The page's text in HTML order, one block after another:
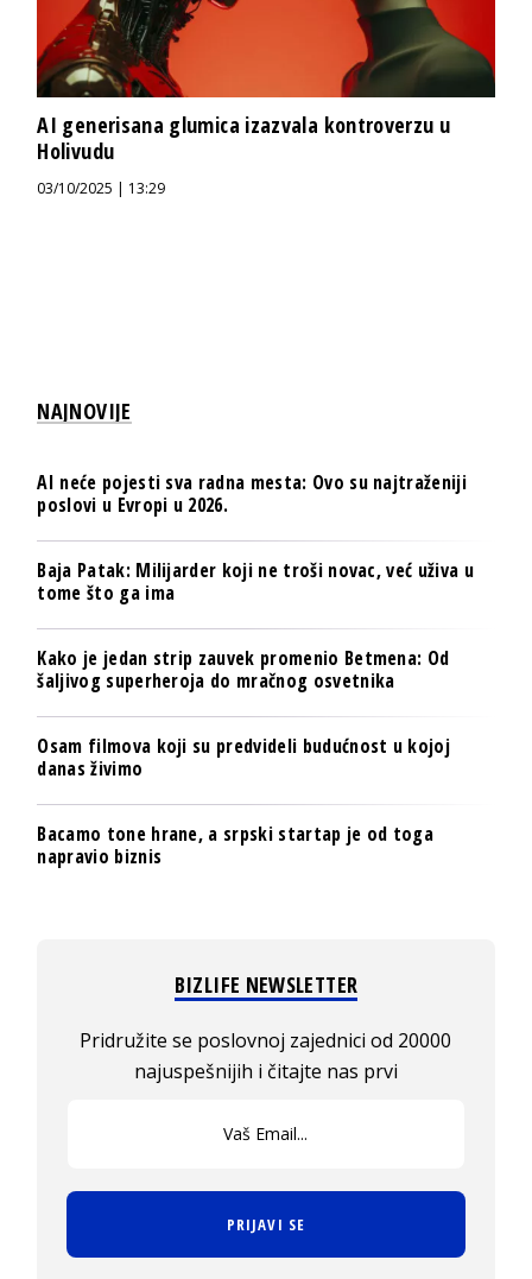
AI generisana glumica izazvala kontroverzu u
Holivudu
03/10/2025 | 13:29
NAJNOVIJE
AI neće pojesti sva radna mesta: Ovo su najtraženiji
poslovi u Evropi u 2026.
Baja Patak: Milijarder koji ne troši novac, već uživa u
tome što ga ima
Kako je jedan strip zauvek promenio Betmena: Od
šaljivog superheroja do mračnog osvetnika
Osam filmova koji su predvideli budućnost u kojoj
danas živimo
Bacamo tone hrane, a srpski startap je od toga
napravio biznis
BIZLIFE NEWSLETTER
Pridružite se poslovnoj zajednici od 20000
najuspešnijih i čitajte nas prvi
PRIJAVI SE